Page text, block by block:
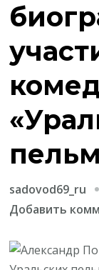
sadovod69_ru
Добавить